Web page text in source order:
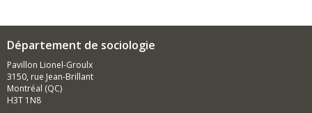
Département de sociologie
Pavillon Lionel-Groulx
3150, rue Jean-Brillant
Montréal (QC)
H3T 1N8